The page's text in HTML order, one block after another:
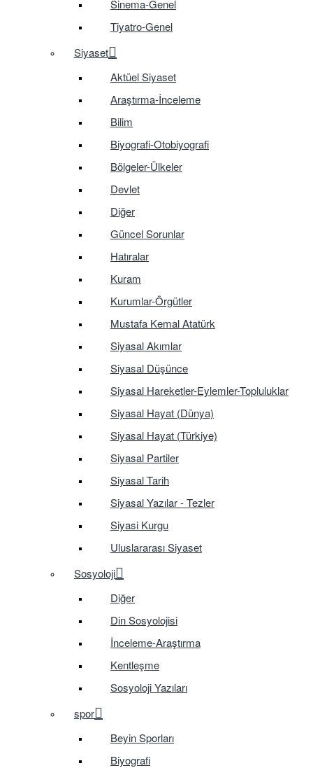
Sinema-Genel
Tiyatro-Genel
Siyaset
Aktüel Siyaset
Araştırma-İnceleme
Bilim
Biyografi-Otobiyografi
Bölgeler-Ülkeler
Devlet
Diğer
Güncel Sorunlar
Hatıralar
Kuram
Kurumlar-Örgütler
Mustafa Kemal Atatürk
Siyasal Akımlar
Siyasal Düşünce
Siyasal Hareketler-Eylemler-Topluluklar
Siyasal Hayat (Dünya)
Siyasal Hayat (Türkiye)
Siyasal Partiler
Siyasal Tarih
Siyasal Yazılar - Tezler
Siyasi Kurgu
Uluslararası Siyaset
Sosyoloji
Diğer
Din Sosyolojisi
İnceleme-Araştırma
Kentleşme
Sosyoloji Yazıları
spor
Beyin Sporları
Biyografi